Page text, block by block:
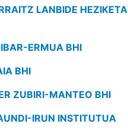
LANBIDE HEZIKETA
ERMUA BHI
BHI
ZUBIRI-MANTEO BHI
IRUN INSTITUTUA